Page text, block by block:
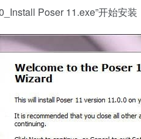
Poser 11.exe”开始安装